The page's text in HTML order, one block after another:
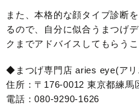
また、本格的な顔タイプ診断
るので、自分に似合うまつげ
クまでアドバイスしてもらう
◆まつげ専門店 aries eye(アリ
住所：〒176-0012 東京都練馬
電話：080-9290-1626